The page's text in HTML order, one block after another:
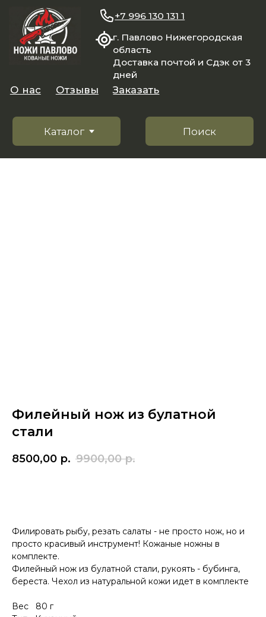
область
Доставка почтой и Сдэк от 3
Поиск
Каталог
Заказать
+7 996 130 131 1
Филейный нож из булатной
стали
8500,00 р. 9900,00 р.
Филировать рыбу, резать салаты - не просто нож, но и
просто красивый инструмент! Кожаные ножны в
комплекте.
Филейный нож из булатной стали, рукоять - бубинга,
береста. Чехол из натуральной кожи идет в комплекте
Вес 80 г